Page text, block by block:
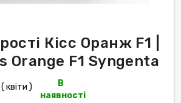
Кісс Оранж F1 |
Orange F1 Syngenta
квіти )
В
наявності